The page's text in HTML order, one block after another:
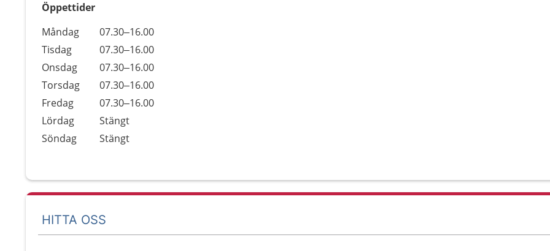
Öppettider
Dag
Öppettider
Kommentarer
Måndag
07.30–16.00
Tisdag
07.30–16.00
Onsdag
07.30–16.00
Torsdag
07.30–16.00
Fredag
07.30–16.00
Lördag
Stängt
Söndag
Stängt
HITTA OSS